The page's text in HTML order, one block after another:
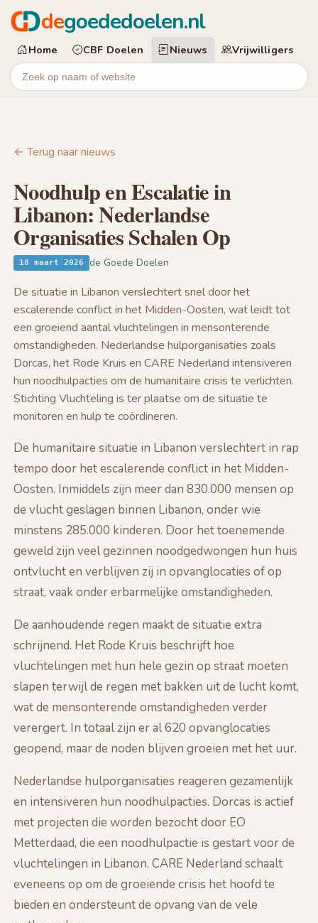
degoededoelen.nl
Home CBF Doelen Nieuws Vrijwilligers
← Terug naar nieuws
Noodhulp en Escalatie in
Libanon: Nederlandse
Organisaties Schalen Op
18 maart 2026 de Goede Doelen
De situatie in Libanon verslechtert snel door het
escalerende conflict in het Midden-Oosten, wat leidt tot
een groeiend aantal vluchtelingen in mensonterende
omstandigheden. Nederlandse hulporganisaties zoals
Dorcas, het Rode Kruis en CARE Nederland intensiveren
hun noodhulpacties om de humanitaire crisis te verlichten.
Stichting Vluchteling is ter plaatse om de situatie te
monitoren en hulp te coördineren.
De humanitaire situatie in Libanon verslechtert in rap
tempo door het escalerende conflict in het Midden-
Oosten. Inmiddels zijn meer dan 830.000 mensen op
de vlucht geslagen binnen Libanon, onder wie
minstens 285.000 kinderen. Door het toenemende
geweld zijn veel gezinnen noodgedwongen hun huis
ontvlucht en verblijven zij in opvanglocaties of op
straat, vaak onder erbarmelijke omstandigheden.
De aanhoudende regen maakt de situatie extra
schrijnend. Het Rode Kruis beschrijft hoe
vluchtelingen met hun hele gezin op straat moeten
slapen terwijl de regen met bakken uit de lucht komt,
wat de mensonterende omstandigheden verder
verergert. In totaal zijn er al 620 opvanglocaties
geopend, maar de noden blijven groeien met het uur.
Nederlandse hulporganisaties reageren gezamenlijk
en intensiveren hun noodhulpacties. Dorcas is actief
met projecten die worden bezocht door EO
Metterdaad, die een noodhulpactie is gestart voor de
vluchtelingen in Libanon. CARE Nederland schaalt
eveneens op om de groeiende crisis het hoofd te
bieden en ondersteunt de opvang van de vele